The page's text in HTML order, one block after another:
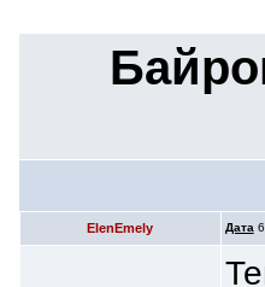
ElenEmely Дата